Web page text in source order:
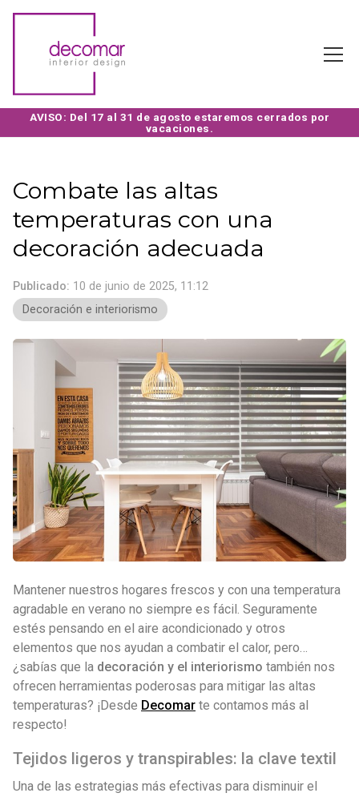
Combate las altas
temperaturas con una
decoración adecuada
Publicado: 10 de junio de 2025, 11:12
Decoración e interiorismo
Mantener nuestros hogares frescos y con una temperatura
agradable en verano no siempre es fácil. Seguramente
estés pensando en el aire acondicionado y otros
elementos que nos ayudan a combatir el calor, pero…
¿sabías que la decoración y el interiorismo también nos
ofrecen herramientas poderosas para mitigar las altas
temperaturas? ¡Desde Decomar te contamos más al
respecto!
Tejidos ligeros y transpirables: la clave textil
Una de las estrategias más efectivas para disminuir el